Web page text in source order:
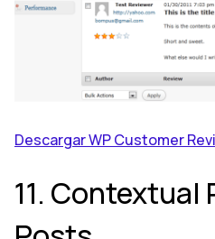
Descargar WP Customer
11. Contextual